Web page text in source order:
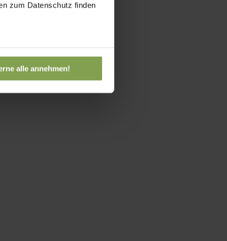
zum Datenschutz finden
alle annehmen!